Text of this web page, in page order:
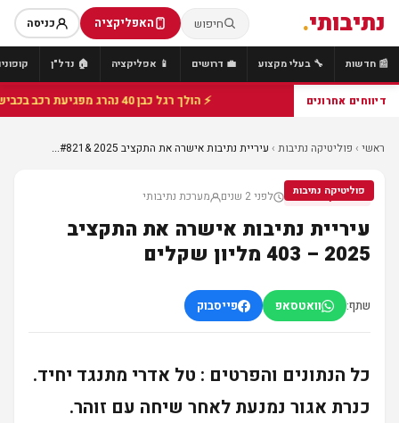
נתיבותי. חיפוש האפליקציה כניסה
📰 חדשות 🔧 בעלי מקצוע 💼 דרושים 📱 אפליקציה 🏠 נדל"ן
דיווחים אחרונים ⚡ הולך רגל כבן 40 נהרג מפגיעת רכב בכביש 25 סמוך לצומת הנשיא, מתנדבי זק"א פועלו בזירה
ראשי › פוליטיקה נתיבות › עיריית נתיבות אישרה את התקציב 2025 &#821...
פוליטיקה נתיבות
פוליטיקה נתיבות לפני 2 שנים מערכת נתיבותי
עיריית נתיבות אישרה את התקציב
2025 – 403 מליון שקלים
שתף: וואטסאפ פייסבוק
כל הנתונים והפרטים : טל אדרי מתנגד יחיד.
כנרת אגור נמנעת לאחר שיחה עם זוהר.